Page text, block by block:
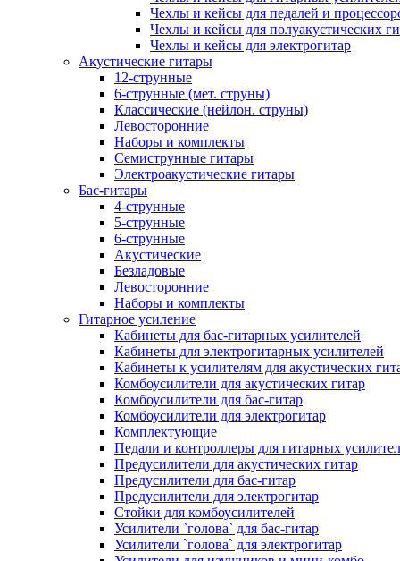
Чехлы и кейсы для педалей и
Чехлы и кейсы для полуакустических
Чехлы и кейсы для электрогитар
Акустические гитары
12-струнные
6-струнные (мет. струны)
Классические (нейлон. струны)
Левосторонние
Наборы и комплекты
Семиструнные гитары
Электроакустические гитары
Бас-гитары
4-струнные
5-струнные
6-струнные
Акустические
Безладовые
Левосторонние
Наборы и комплекты
Гитарное усиление
Кабинеты для бас-гитарных усилителей
Кабинеты для электрогитарных усилителей
Кабинеты к усилителям для акустических
Комбоусилители для акустических гитар
Комбоусилители для бас-гитар
Комбоусилители для электрогитар
Комплектующие
Педали и контроллеры для гитарных
Предусилители для акустических гитар
Предусилители для бас-гитар
Предусилители для электрогитар
Стойки для комбоусилителей
Усилители `голова` для бас-гитар
Усилители `голова` для электрогитар